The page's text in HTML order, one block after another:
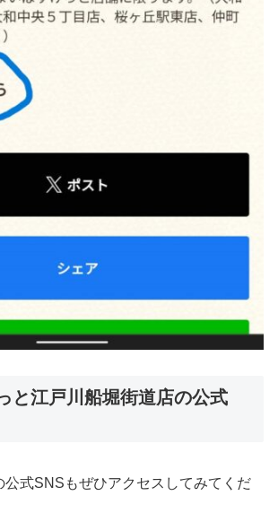
と江戸川船堀街道店の公式
公式SNSもぜひアクセスしてみてくだ